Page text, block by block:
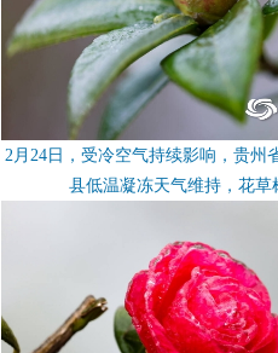
2月24日，受冷空气持续影响，贵州
县低温凝冻天气维持，花草